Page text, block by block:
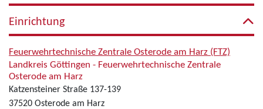
Einrichtung
Feuerwehrtechnische Zentrale Osterode am Harz (FTZ)
Landkreis Göttingen - Feuerwehrtechnische Zentrale
Osterode am Harz
Katzensteiner Straße 137-139
37520 Osterode am Harz